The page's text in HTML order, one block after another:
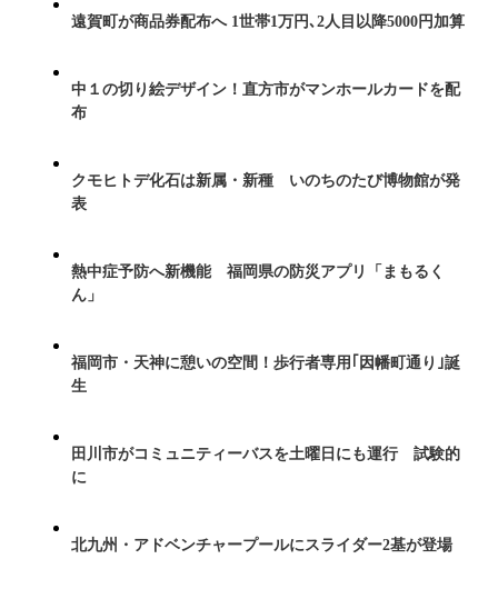
遠賀町が商品券配布へ 1世帯1万円､2人目以降5000円加算
中１の切り絵デザイン！直方市がマンホールカードを配
布
クモヒトデ化石は新属・新種 いのちのたび博物館が発
表
熱中症予防へ新機能 福岡県の防災アプリ「まもるく
ん」
福岡市・天神に憩いの空間！歩行者専用｢因幡町通り｣誕
生
田川市がコミュニティーバスを土曜日にも運行 試験的
に
北九州・アドベンチャープールにスライダー2基が登場